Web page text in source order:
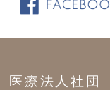
医療法人社団